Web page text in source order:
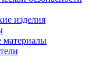
изделия
материалы